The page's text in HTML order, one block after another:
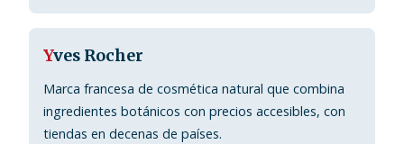
Yves Rocher
Marca francesa de cosmética natural que combina
ingredientes botánicos con precios accesibles, con
tiendas en decenas de países.